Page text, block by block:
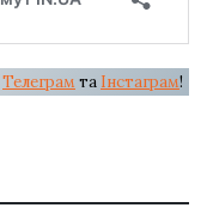
Телеграм та Інстаграм!